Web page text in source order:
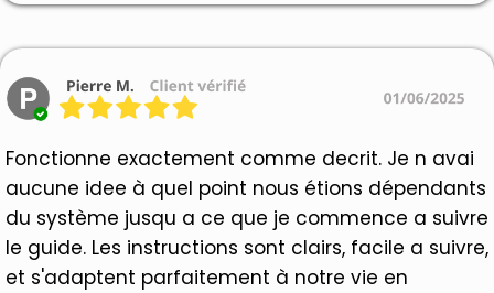
Fonctionne exactement comme decrit. Je n avai
aucune idee à quel point nous étions dépendants
du système jusqu a ce que je commence a suivre
le guide. Les instructions sont clairs, facile a suivre,
et s'adaptent parfaitement à notre vie en